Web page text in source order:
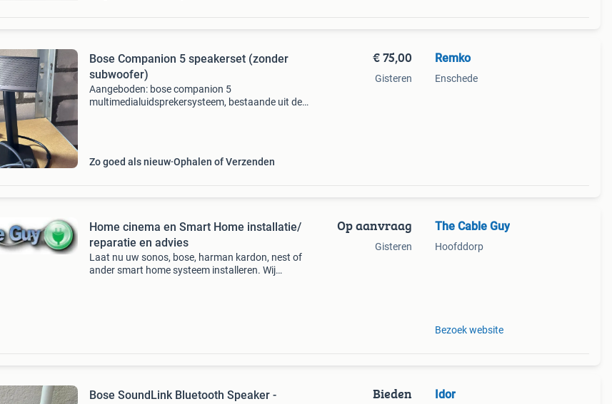
Bose Companion 5 speakerset (zonder
subwoofer)
Aangeboden: bose companion 5
multimedialuidsprekersysteem, bestaande uit de
Zo goed als nieuw Ophalen of Verzenden
€ 75,00
Gisteren
Remko
Enschede
Home cinema en Smart Home installatie/
reparatie en advies
Laat nu uw sonos, bose, harman kardon, nest of
ander smart home systeem installeren. Wij
Op aanvraag
Gisteren
The Cable Guy
Hoofddorp
Bezoek website
Bose SoundLink Bluetooth Speaker - Bieden Idor